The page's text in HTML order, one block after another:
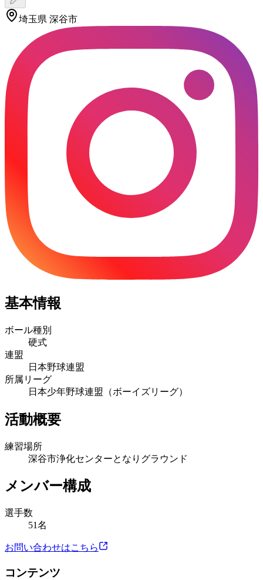
埼玉県 深谷市
基本情報
ボール種別
硬式
連盟
日本野球連盟
所属リーグ
日本少年野球連盟（ボーイズリーグ）
活動概要
練習場所
深谷市浄化センターとなりグラウンド
メンバー構成
選手数
51名
お問い合わせはこちら
コンテンツ